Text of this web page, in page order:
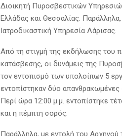
Διοικητή Πυροσβεστικών
Ελλάδας και Θεσσαλίας.
Ιατροδικαστική Υπηρεσία Λάρισας.
Από τη στιγμή της εκδήλωσης του
κατάσβεσης, οι δυνάμεις της
τον εντοπισμό των υπολοίπων 5
εντοπίστηκαν δύο
Περί ώρα 12:00 μ.μ. εντοπίστηκε
και η πέμπτη σορός.
Παράλληλα, με εντολή του